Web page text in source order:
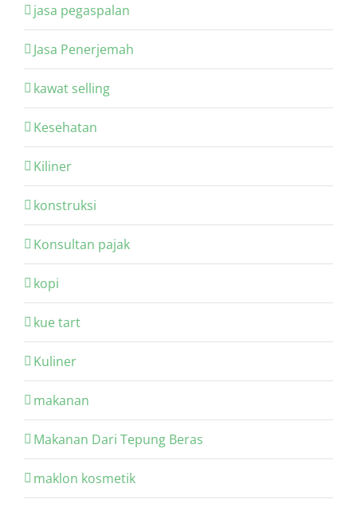
jasa pegaspalan
Jasa Penerjemah
kawat selling
Kesehatan
Kiliner
konstruksi
Konsultan pajak
kopi
kue tart
Kuliner
makanan
Makanan Dari Tepung Beras
maklon kosmetik